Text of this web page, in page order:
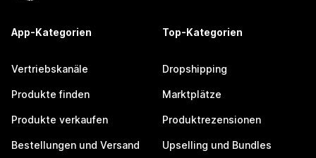
App-Kategorien
Vertriebskanäle
Produkte finden
Produkte verkaufen
Bestellungen und Versand
Top-Kategorien
Dropshipping
Marktplätze
Produktrezensionen
Upselling und Bundles